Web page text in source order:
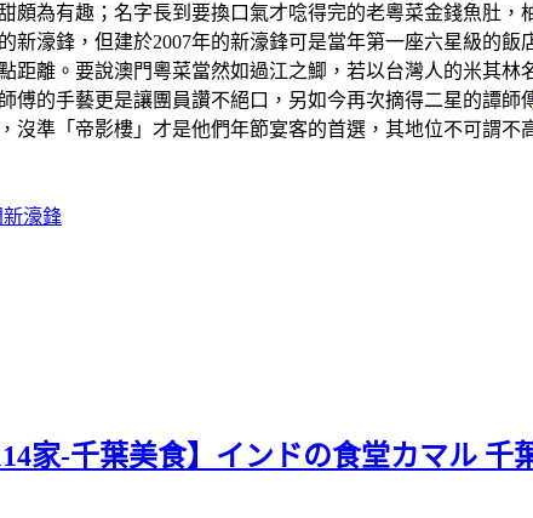
頗為有趣；名字長到要換口氣才唸得完的老粵菜金錢魚肚
新濠鋒，但建於2007年的新濠鋒可是當年第一座六星級的
距離。要說澳門粵菜當然如過江之鯽，若以台灣人的米其
傅的手藝更是讓團員讚不絕口，另如今再次摘得二星的譚師
沒準「帝影樓」才是他們年節宴客的首選，其地位不可謂不
新濠鋒
家-千葉美食】インドの食堂カマル